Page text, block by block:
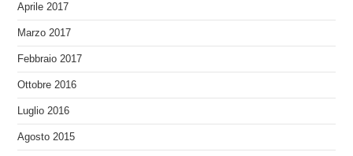
Aprile 2017
Marzo 2017
Febbraio 2017
Ottobre 2016
Luglio 2016
Agosto 2015